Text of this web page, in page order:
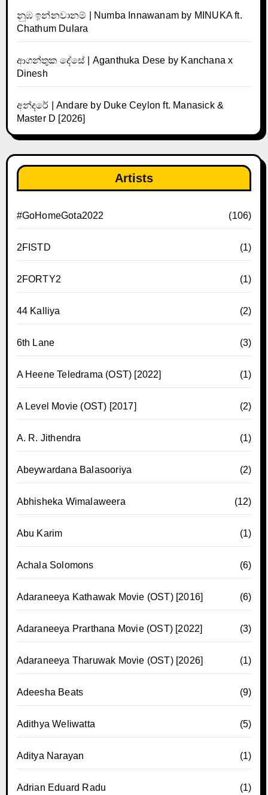
නුඹ ඉන්නවානම් | Numba Innawanam by MINUKA ft.
Chathum Dulara
ආගන්තුක දේසේ | Aganthuka Dese by Kanchana x
Dinesh
අන්දරේ | Andare by Duke Ceylon ft. Manasick &
Master D [2026]
Artists
#GoHomeGota2022 (106)
2FISTD (1)
2FORTY2 (1)
44 Kalliya (2)
6th Lane (3)
A Heene Teledrama (OST) [2022] (1)
A Level Movie (OST) [2017] (2)
A. R. Jithendra (1)
Abeywardana Balasooriya (2)
Abhisheka Wimalaweera (12)
Abu Karim (1)
Achala Solomons (6)
Adaraneeya Kathawak Movie (OST) [2016] (6)
Adaraneeya Prarthana Movie (OST) [2022] (3)
Adaraneeya Tharuwak Movie (OST) [2026] (1)
Adeesha Beats (9)
Adithya Weliwatta (5)
Aditya Narayan (1)
Adrian Eduard Radu (1)